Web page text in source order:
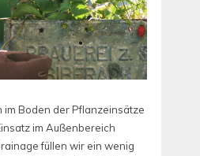
im Boden der Pflanzeinsätze
im Außenbereich
füllen wir ein wenig